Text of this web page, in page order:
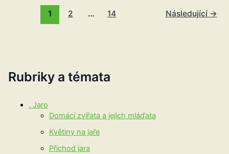
Rubriky a témata
. Jaro
Domácí zvířata a jejich mláďata
Květiny na jaře
Příchod jara
Krumlova
1 2 … 14 Následující →